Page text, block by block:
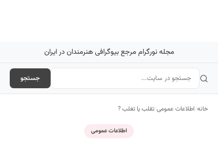
مجله نورگرام مرجع بیوگرافی هنرمندان در ایران
جستجو
خانه/اطلاعات عمومی/تقلب یا تغلب ?
اطلاعات عمومی